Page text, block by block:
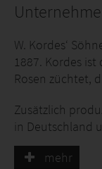
W. Kordes‘
1887. Kordes
Rosen züchtet,
Zusätzlich
in Deutschland
Gewerbe-Kunden.
mehr